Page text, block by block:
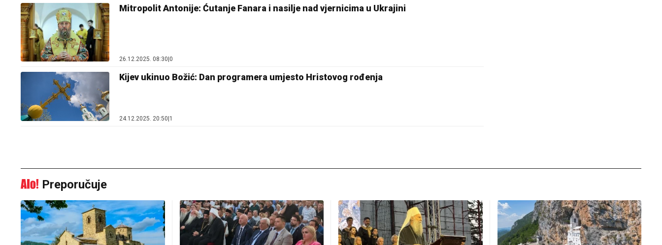
Mitropolit Antonije: Ćutanje Fanara i nasilje nad vjernicima u Ukrajini
26.12.2025. 08:30 0
Kijev ukinuo Božić: Dan programera umjesto Hristovog rođenja
24.12.2025. 20:50 1
Preporučuje